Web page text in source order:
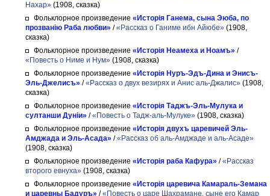
Нахар» (1908, сказка)
Фольклорное произведение «Исторія Ганема, сына Эюба, по
прозванію Раба любви» /«Рассказ о Ганиме ибн Айюбе» (1908,
сказка)
Фольклорное произведение «Исторія Неамеха и Ноамъ» /
«Повесть о Ниме и Нум» (1908, сказка)
Фольклорное произведение «Исторія Нуръ-Эдъ-Дина и Энисъ-
Эль-Джелисъ» /«Рассказ о двух везирях и Анис аль-Джалис» (1908,
сказка)
Фольклорное произведение «Исторія Таджъ-Эль-Мулука и
султанши Дунiи» /«Повесть о Тадж-аль-Мулуке» (1908, сказка)
Фольклорное произведение «Исторія двухъ царевичей Эль-
Амджада и Эль-Асада» /«Рассказ об аль-Амджаде и аль-Асаде»
(1908, сказка)
Фольклорное произведение «Исторія раба Кафура» /«Рассказ
второго евнуха» (1908, сказка)
Фольклорное произведение «Исторія царевича Камараль-Земана
и царевны Бадуръ» /«Повесть о царе Шахрамане, сыне его Камар